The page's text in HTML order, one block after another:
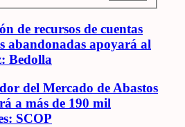
de recursos de cuentas
abandonadas apoyará al
Bedolla
del Mercado de Abastos
a más de 190 mil
SCOP